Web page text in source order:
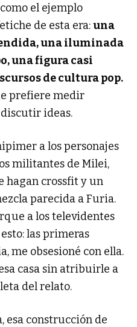
el ejemplo
de esta era:una
una iluminada
una figura casi
de cultura pop.
prefiere medir
ideas.
a los personajes
militantes de Milei,
hagan crossfit y un
parecida a Furia.
a los televidentes
las primeras
me obsesioné con ella.
casa sin atribuirle a
del relato.
esa construcción de